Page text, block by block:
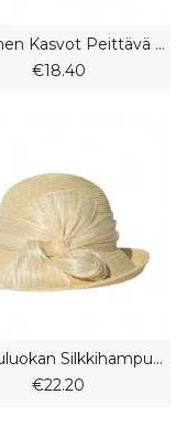
Tavallinen Kasvot Peittävä Kalastajahattu Naisten Kevät- Ja Kesäinen Katuruudullinen Pesuallashattu
€18.40
Huippuluokan Silkkihampun Olkihattu Naisten Kokoontaitettava Rullareunainen Rantahattu Aurinkohattu
€22.20